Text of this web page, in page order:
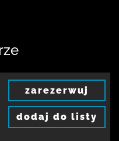
zarezerwuj
dodaj do listy